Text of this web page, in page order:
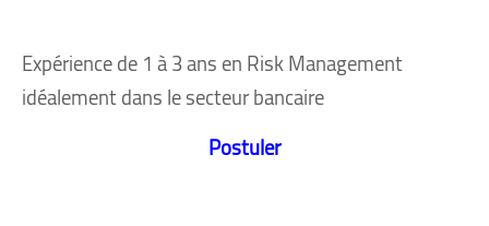
Expérience de 1 à 3 ans en Risk Management
idéalement dans le secteur bancaire
Postuler